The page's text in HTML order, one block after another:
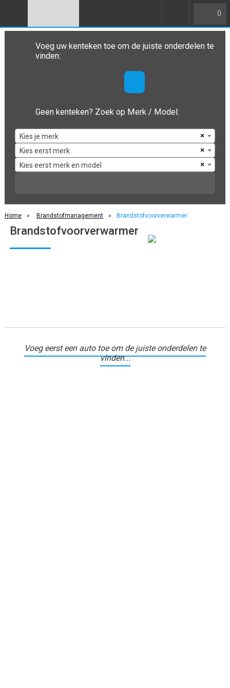
0
Voeg uw kenteken toe om de juiste onderdelen te
vinden:
Geen kenteken? Zoek op Merk / Model:
×
Kies je merk
×
Kies eerst merk
×
Kies eerst merk en model
Home » Brandstofmanagement » Brandstofvoorverwarmer
Brandstofvoorverwarmer
Voeg eerst een auto toe om de juiste onderdelen te
vinden...